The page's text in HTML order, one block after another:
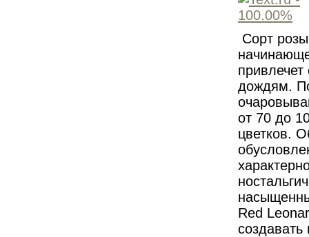
Сорт
дождям.
от 70 до
цветков.
Red